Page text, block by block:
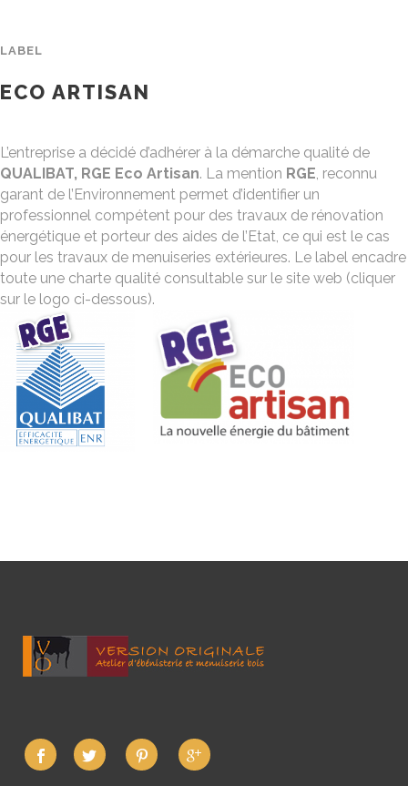
LABEL
ECO ARTISAN
L’entreprise a décidé d’adhérer à la démarche qualité de
QUALIBAT, RGE Eco Artisan. La mention RGE, reconnu
garant de l’Environnement permet d’identifier un
professionnel compétent pour des travaux de rénovation
énergétique et porteur des aides de l’Etat, ce qui est le cas
pour les travaux de menuiseries extérieures. Le label encadre
toute une charte qualité consultable sur le site web (cliquer
sur le logo ci-dessous).